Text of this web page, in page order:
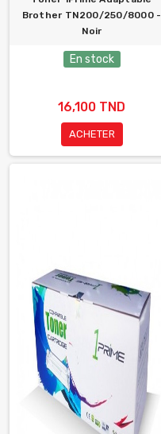
Brother TN200/250/8000 -
Noir
En stock
16,100 TND
ACHETER